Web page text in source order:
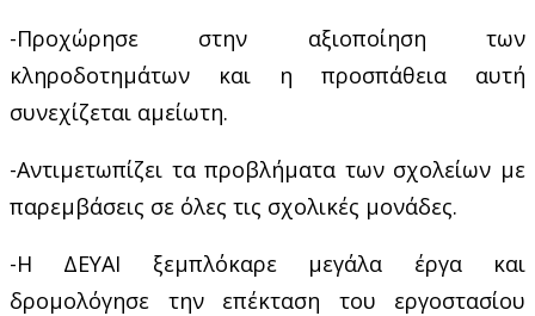
-Προχώρησε στην αξιοποίηση των
κληροδοτημάτων και η προσπάθεια αυτή
συνεχίζεται αμείωτη.
-Αντιμετωπίζει τα προβλήματα των σχολείων με
παρεμβάσεις σε όλες τις σχολικές μονάδες.
-Η ΔΕΥΑΙ ξεμπλόκαρε μεγάλα έργα και
δρομολόγησε την επέκταση του εργοστασίου